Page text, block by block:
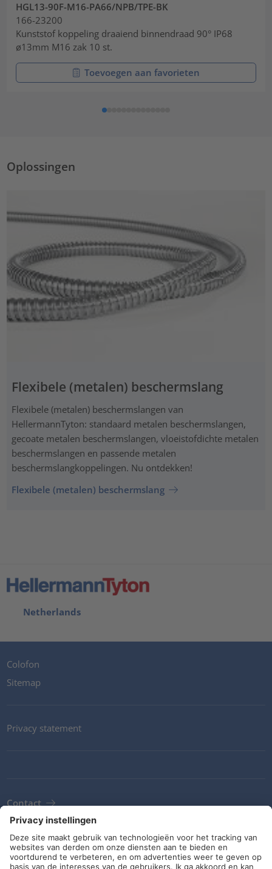
HGL13-90F-M16-PA66/NPB/TPE-BK
166-23200
Kunststof koppeling draaiend binnendraad 90° IP68
ø13mm M16 zak 10 st.
Toevoegen aan favorieten
Oplossingen
Flexibele (metalen) beschermslang
Flexibele (metalen) beschermslangen van
HellermannTyton: standaard metalen beschermslangen,
gecoate metalen beschermslangen, vloeistofdichte metalen
beschermslangen en passende metalen
beschermslangkoppelingen. Nu ontdekken!
Flexibele (metalen) beschermslang
Netherlands
Colofon
Sitemap
Privacy statement
Contact
Newsletter